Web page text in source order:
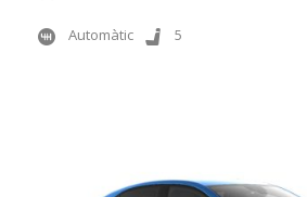
Automàtic 5